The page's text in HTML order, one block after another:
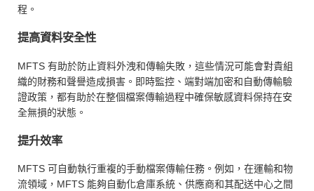
程。
提高資料安全性
MFTS 有助於防止資料外洩和傳輸失敗，這些情況可能會對貴組
織的財務和聲譽造成損害。即時監控、端對端加密和自動傳輸驗
證政策，都有助於在整個檔案傳輸過程中確保敏感資料保持在安
全無損的狀態。
提升效率
MFTS 可自動執行重複的手動檔案傳輸任務。例如，在運輸和物
流領域，MFTS 能夠自動化倉庫系統、供應商和其配送中心之間